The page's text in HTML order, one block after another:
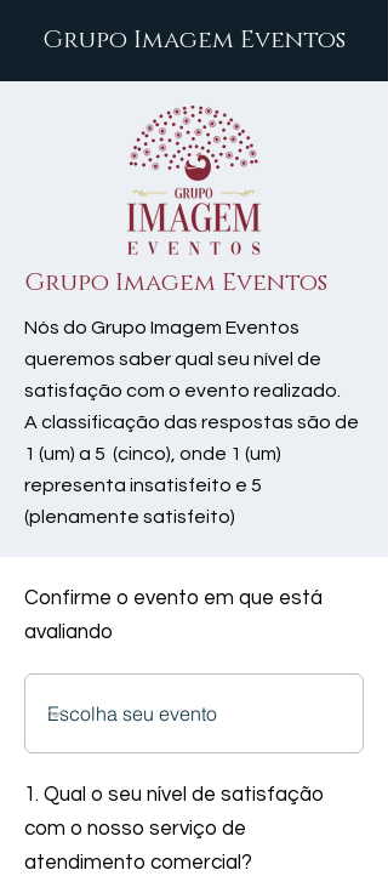
Grupo Imagem Eventos
Grupo Imagem Eventos
Nós do Grupo Imagem Eventos
queremos saber qual seu nível de
satisfação com o evento realizado.
A classificação das respostas são de
1 (um) a 5 (cinco), onde 1 (um)
representa insatisfeito e 5
(plenamente satisfeito)
Confirme o evento em que está
avaliando
1. Qual o seu nível de satisfação
com o nosso serviço de
atendimento comercial?